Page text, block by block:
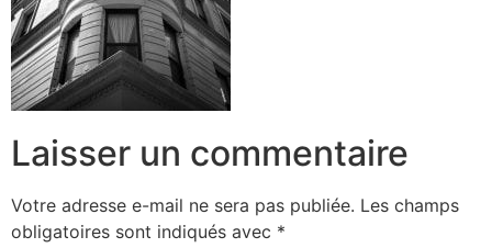
Laisser un commentaire
Votre adresse e-mail ne sera pas publiée. Les champs
obligatoires sont indiqués avec *